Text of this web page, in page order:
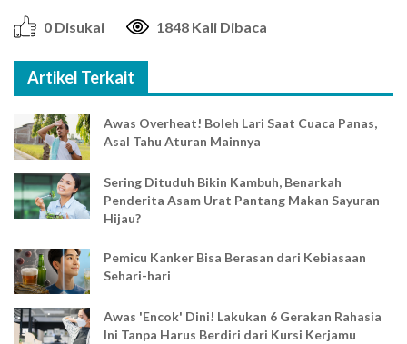
0 Disukai 1848 Kali Dibaca
Artikel Terkait
Awas Overheat! Boleh Lari Saat Cuaca Panas,
Asal Tahu Aturan Mainnya
Sering Dituduh Bikin Kambuh, Benarkah
Penderita Asam Urat Pantang Makan Sayuran
Hijau?
Pemicu Kanker Bisa Berasan dari Kebiasaan
Sehari-hari
Awas 'Encok' Dini! Lakukan 6 Gerakan Rahasia
Ini Tanpa Harus Berdiri dari Kursi Kerjamu